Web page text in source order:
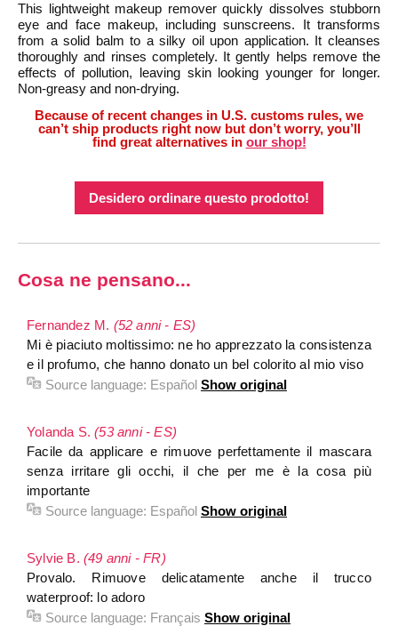
This lightweight makeup remover quickly dissolves stubborn
eye and face makeup, including sunscreens. It transforms
from a solid balm to a silky oil upon application. It cleanses
thoroughly and rinses completely. It gently helps remove the
effects of pollution, leaving skin looking younger for longer.
Non-greasy and non-drying.
Because of recent changes in U.S. customs rules, we
can’t ship products right now but don’t worry, you’ll
find great alternatives in our shop!
Desidero ordinare questo prodotto!
Cosa ne pensano...
Fernandez M. (52 anni - ES)
Mi è piaciuto moltissimo: ne ho apprezzato la consistenza
e il profumo, che hanno donato un bel colorito al mio viso
Source language: Español Show original
Yolanda S.(53 anni - ES)
Facile da applicare e rimuove perfettamente il mascara
senza irritare gli occhi, il che per me è la cosa più
importante
Source language: Español Show original
Sylvie B. (49 anni - FR)
Provalo. Rimuove delicatamente anche il trucco
waterproof: lo adoro
Source language: Français Show original